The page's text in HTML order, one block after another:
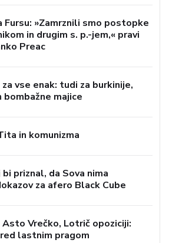
Fursu: »Zamrznili smo postopke
in drugim s. p.-jem,« pravi
Preac
vse enak: tudi za burkinije,
bombažne majice
in komunizma
bi priznal, da Sova nima
za afero Black Cube
Asto Vrečko, Lotrič opoziciji:
lastnim pragom